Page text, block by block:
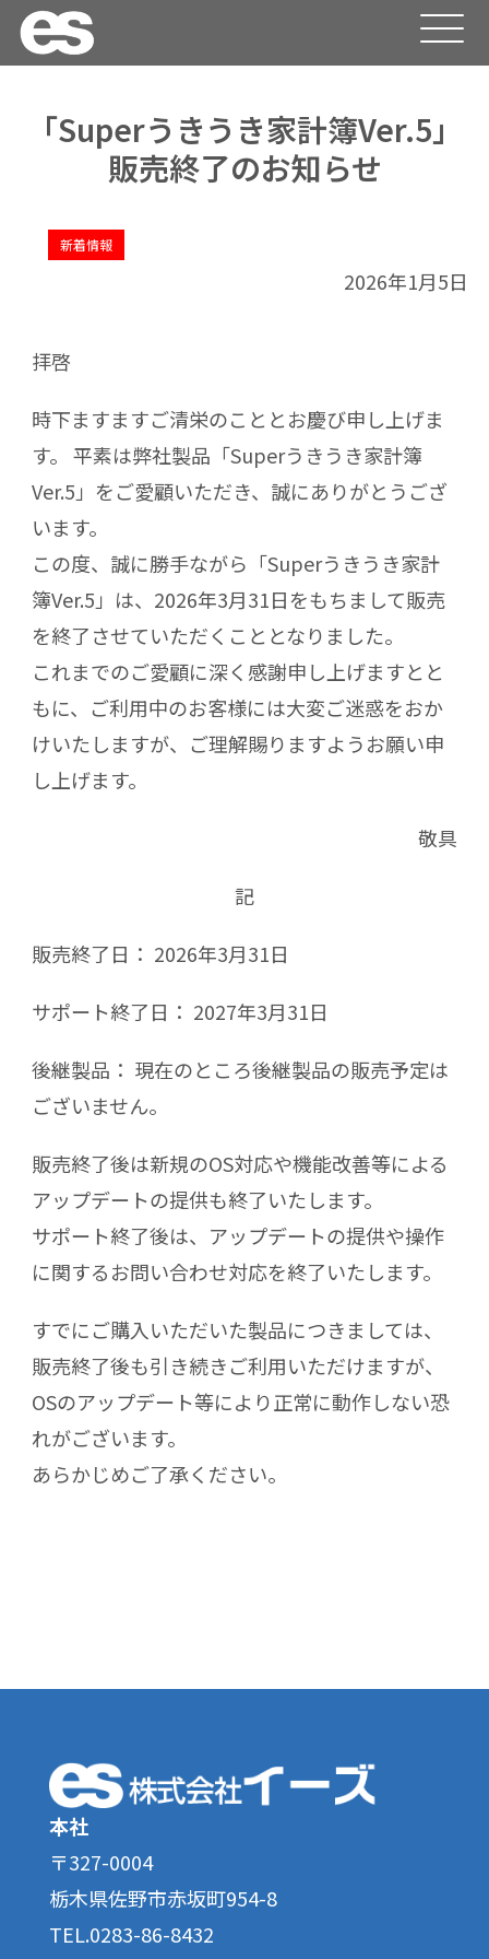
「Superうきうき家計簿Ver.5」
販売終了のお知らせ
新着情報
2026年1月5日
拝啓
時下ますますご清栄のこととお慶び申し上げま
す。 平素は弊社製品「Superうきうき家計簿
Ver.5」をご愛顧いただき、誠にありがとうござ
います。
この度、誠に勝手ながら「Superうきうき家計
簿Ver.5」は、2026年3月31日をもちまして販売
を終了させていただくこととなりました。
これまでのご愛顧に深く感謝申し上げますとと
もに、ご利用中のお客様には大変ご迷惑をおか
けいたしますが、ご理解賜りますようお願い申
し上げます。
敬具
記
販売終了日： 2026年3月31日
サポート終了日： 2027年3月31日
後継製品： 現在のところ後継製品の販売予定は
ございません。
販売終了後は新規のOS対応や機能改善等による
アップデートの提供も終了いたします。
サポート終了後は、アップデートの提供や操作
に関するお問い合わせ対応を終了いたします。
すでにご購入いただいた製品につきましては、
販売終了後も引き続きご利用いただけますが、
OSのアップデート等により正常に動作しない恐
れがございます。
あらかじめご了承ください。
本社
〒327-0004
栃木県佐野市赤坂町954-8
TEL.0283-86-8432